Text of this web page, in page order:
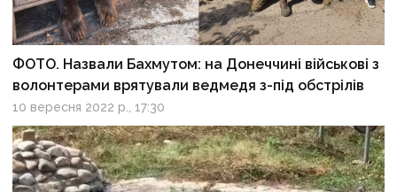
ФОТО. Назвали Бахмутом: на Донеччині військові з
волонтерами врятували ведмедя з-під обстрілів
10 вересня 2022 р., 17:30